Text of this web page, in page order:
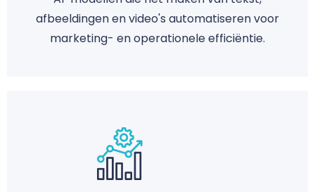
afbeeldingen en video's automatiseren voor
marketing- en operationele efficiëntie.